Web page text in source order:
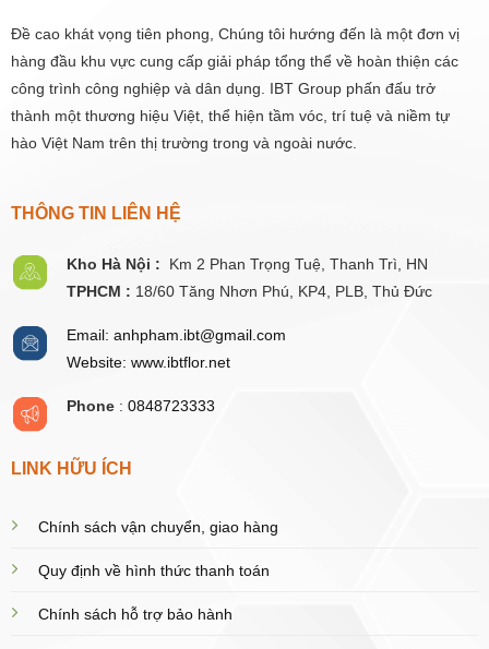
Đề cao khát vọng tiên phong, Chúng tôi hướng đến là một đơn vị
hàng đầu khu vực cung cấp giải pháp tổng thể về hoàn thiện các
công trình công nghiệp và dân dụng. IBT Group phấn đấu trở
thành một thương hiệu Việt, thể hiện tầm vóc, trí tuệ và niềm tự
hào Việt Nam trên thị trường trong và ngoài nước.
THÔNG TIN LIÊN HỆ
Kho Hà Nội : Km 2 Phan Trọng Tuệ, Thanh Trì, HN
TPHCM : 18/60 Tăng Nhơn Phú, KP4, PLB, Thủ Đức
Email: anhpham.ibt@gmail.com
Website: www.ibtflor.net
Phone: 0848723333
LINK HỮU ÍCH
Chính sách vận chuyển, giao hàng
Quy định về hình thức thanh toán
Chính sách hỗ trợ bảo hành